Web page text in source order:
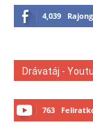
4,039
Drávatáj -
763